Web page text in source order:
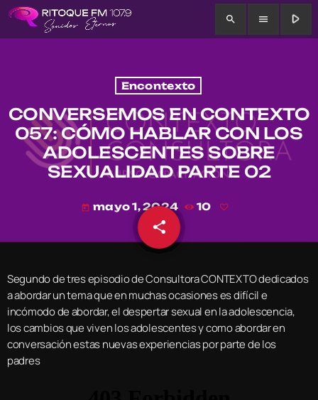
search menu play_arrow
Encontexto
CONVERSEMOS EN CONTEXTO
057: CÓMO HABLAR CON LOS
ADOLESCENTES SOBRE
SEXUALIDAD PARTE 02
today mayo 1, 2024 10
share
email
Segundo de tres episodio de Consultora CONTEXTO dedicados
a abordar un tema que en muchas ocasiones es difícil e
incómodo de abordar, el despertar sexual en la adolescencia,
los cambios que viven los adolescentes y como abordar en
conversación estas nuevas experiencias por parte de los
padres